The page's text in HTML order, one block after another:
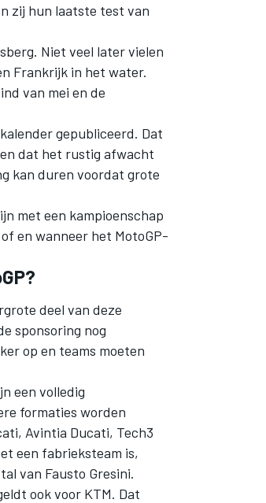
zij hun laatste test van
Niet veel later vielen
Frankrijk in het water.
van mei en de
gepubliceerd. Dat
dat het rustig afwacht
kan duren voordat grote
met een kampioenschap
en wanneer het MotoGP-
deel van deze
sponsoring nog
op en teams moeten
een volledig
formaties worden
Avintia Ducati, Tech3
een fabrieksteam is,
van Fausto Gresini.
ook voor KTM. Dat